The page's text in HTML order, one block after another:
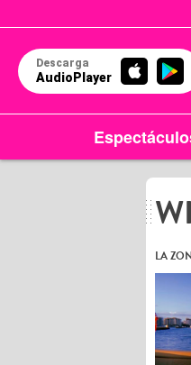
Descarga
AudioPlayer
LA